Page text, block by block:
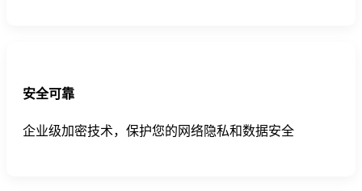
安全可靠
企业级加密技术，保护您的网络隐私和数据安全